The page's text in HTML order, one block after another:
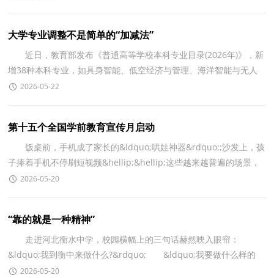
大学专业调整不是简单的“加减法”
近日，教育部发布《普通高等学校本科专业目录(2026年)》，新
增38种本科专业，如具身智能、低空经济与管理、海洋智能与无人
技术、农业机器人等，将于今年起招生。 我国自2024
2026-05-22
第十五个全国学前教育宣传月启动
饭桌前，手机成了家长的&ldquo;哄娃神器&rdquo;;沙发上，孩
子捧着手机不停刷短视频&hellip;&hellip;这些越来越普遍的场景，
正将学前儿童推向&ldquo;屏幕依赖&rdquo;的边缘。
2026-05-20
“靠的就是一种精神”
走进河北衡水中学，校园横幅上的三句话赫然映入眼帘：
&ldquo;我到衡中来做什么?&rdquo; &ldquo;我要做什么样的
人?&rdquo; &ldquo;我今天做得怎么样?&rdquo;
2026-05-20